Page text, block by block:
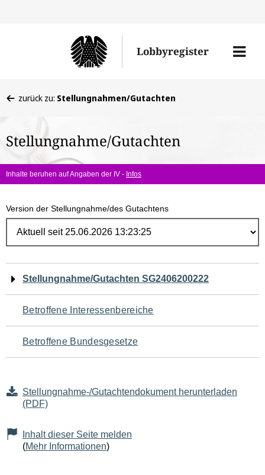
Lobbyregister
Menü
befinden
hier:
zurück zu: Stellungnahmen/Gutachten
Stellungnahme/Gutachten
Inhalte beruhen auf Angaben der IV - Infos
Version der Stellungnahme/des Gutachtens
Navigation
für
den
Seiteninhalt
Stellungnahme/Gutachten SG2406200222
Betroffene Interessenbereiche
Betroffene Bundesgesetze
Stellungnahme-/Gutachtendokument herunterladen
(PDF)
Inhalt dieser Seite melden
(Mehr Informationen)